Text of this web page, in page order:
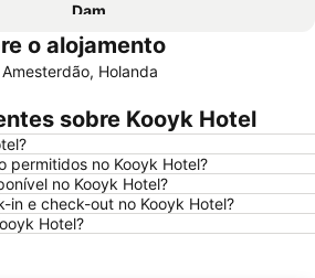
Dam
Ziggo Dome
Utrecht Centraal Station
Leidseplein
Oud-Zuid
Haven Amsterdam
Scheveningen Beach
Holanda
Grachtengordel
o alojamento
Holanda
sobre Kooyk Hotel
permitidos no Kooyk Hotel?
no Kooyk Hotel?
in e check-out no Kooyk Hotel?
Hotel?